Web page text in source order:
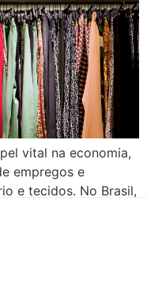
vital na economia,
empregos e
e tecidos. No Brasil,